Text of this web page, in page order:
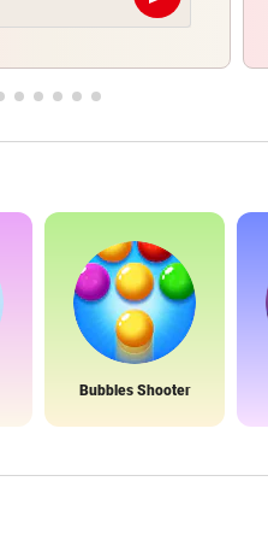
Bubbles Shooter